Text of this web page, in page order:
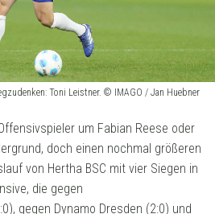
Toni Leistner. © IMAGO / Jan Huebner
um Fabian Reese oder
doch einen nochmal größeren
von Hertha BSC mit vier Siegen in
die gegen
gegen Dynamo Dresden (2:0) und